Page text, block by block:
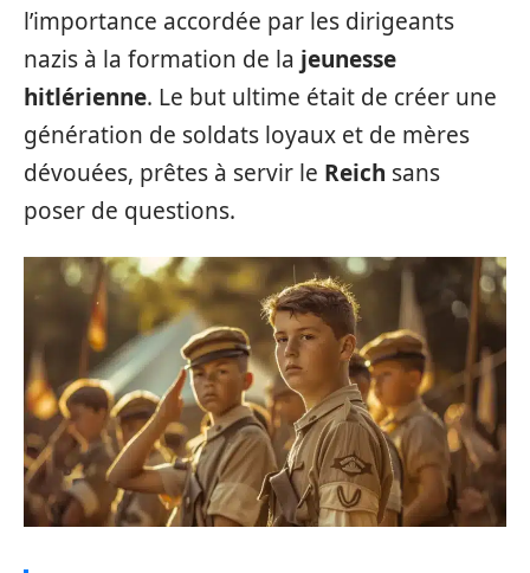
l’importance accordée par les dirigeants
nazis à la formation de la jeunesse
hitlérienne. Le but ultime était de créer une
génération de soldats loyaux et de mères
dévouées, prêtes à servir le Reich sans
poser de questions.